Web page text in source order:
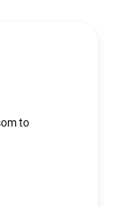
to